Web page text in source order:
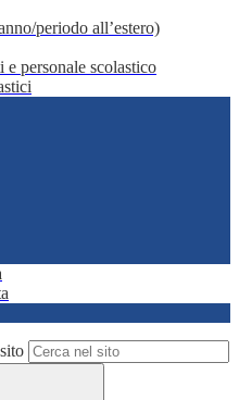
periodo all’estero)
personale scolastico